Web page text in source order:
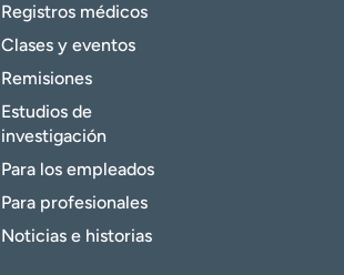
Registros médicos
Clases y eventos
Remisiones
Estudios de
investigación
Para los empleados
Para profesionales
Noticias e historias